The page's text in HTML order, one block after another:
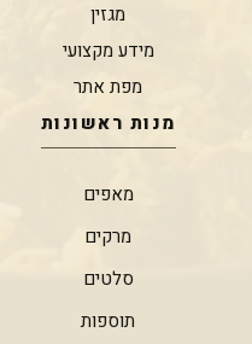
מגזין
מידע מקצועי
מפת אתר
מנות ראשונות
מאפים
מרקים
סלטים
תוספות